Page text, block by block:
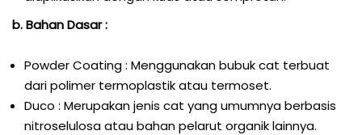
b. Bahan Dasar :
Powder Coating : Menggunakan bubuk cat terbuat
dari polimer termoplastik atau termoset.
Duco : Merupakan jenis cat yang umumnya berbasis
nitroselulosa atau bahan pelarut organik lainnya.